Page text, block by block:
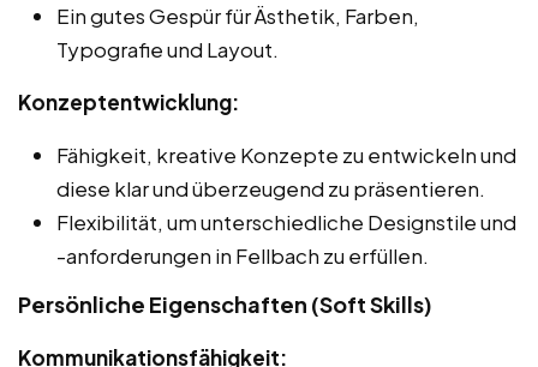
Ein gutes Gespür für Ästhetik, Farben,
Typografie und Layout.
Konzeptentwicklung:
Fähigkeit, kreative Konzepte zu entwickeln und
diese klar und überzeugend zu präsentieren.
Flexibilität, um unterschiedliche Designstile und
-anforderungen in Fellbach zu erfüllen.
Persönliche Eigenschaften (Soft Skills)
Kommunikationsfähigkeit: